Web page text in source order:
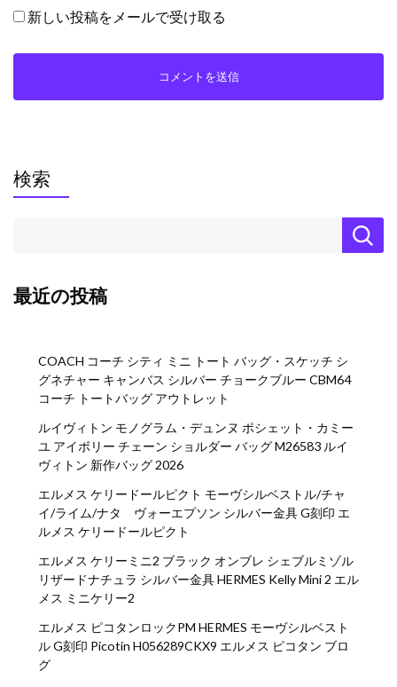
新しい投稿をメールで受け取る
検索
最近の投稿
COACH コーチ シティ ミニ トート バッグ・スケッチ シ
グネチャー キャンバス シルバー チョークブルー CBM64
コーチ トートバッグ アウトレット
ルイヴィトン モノグラム・デュンヌ ポシェット・カミー
ユ アイボリー チェーン ショルダー バッグ M26583 ルイ
ヴィトン 新作バッグ 2026
エルメス ケリードールピクト モーヴシルベストル/チャ
イ/ライム/ナタ ヴォーエプソン シルバー金具 G刻印 エ
ルメス ケリードールピクト
エルメス ケリーミニ2 ブラック オンブレ シェブルミゾル
リザードナチュラ シルバー金具 HERMES Kelly Mini 2 エル
メス ミニケリー2
エルメス ピコタンロックPM HERMES モーヴシルベスト
ル G刻印 Picotin H056289CKX9 エルメス ピコタン ブロ
グ